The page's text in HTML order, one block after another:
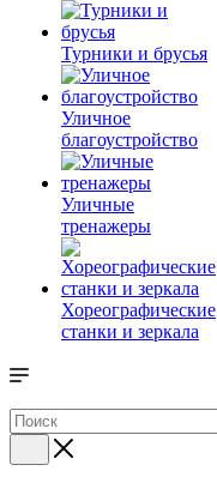
Турники и брусья
Уличное
благоустройство
Уличные
тренажеры
Хореографические
станки и зеркала